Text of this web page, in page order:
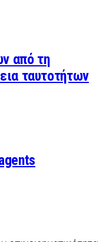
από τη
ταυτοτήτων